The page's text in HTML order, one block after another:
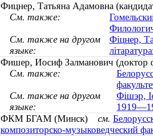
Фицнер, Татьяна Адамовна
См. также:
См. также на другом
языке:
Фіцнер,
Фишер, Иосиф Залманович (доктор
См. также:
См. также на другом
языке:
Фішэр,
ФКМ БГАМ (Минск) см.
композиторско-музыковедческий